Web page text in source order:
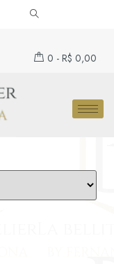
0 - R$ 0,00